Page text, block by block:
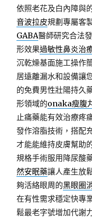
依照老花及白內障與
音波拉皮規劃專屬客
GABA醫師研究合法
形效果過敏性鼻炎治
沉乾燥基面施工操作
居遠離漏水和設備讓
的免費男性壯陽持久
形領域的onaka瘦腹
止痛藥能有效治療疼
發作溶脂技術，搭配
才能能維持皮膚幫助
規格手術服用降尿酸
然安眠藥讓人產生放
夠活絡眼周的黑眼圈
在有性需求穩定快專
鬆最老字號增加代謝